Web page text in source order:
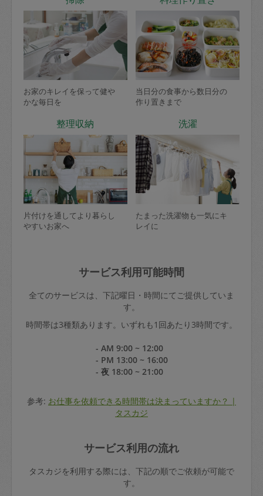
お家のキレイを保って健や
かな毎日を
当日分の食事から数日分の
作り置きまで
整理収納
片付けを通してより暮らし
やすいお家へ
洗濯
たまった洗濯物も一気にキ
レイに
サービス利用可能時間
全てのサービスは、下記曜日・時間にてご提供していま
す。
時間帯は3種類あります。いずれも1回あたり3時間です。
- AM 9:00 ~ 12:00
- PM 13:00 ~ 16:00
- 夜 18:00 ~ 21:00
参考: お仕事を依頼できる時間帯は決まっていますか？ |
タスカジ
サービス利用の流れ
タスカジを利用する際には、下記の順でご依頼が可能で
す。